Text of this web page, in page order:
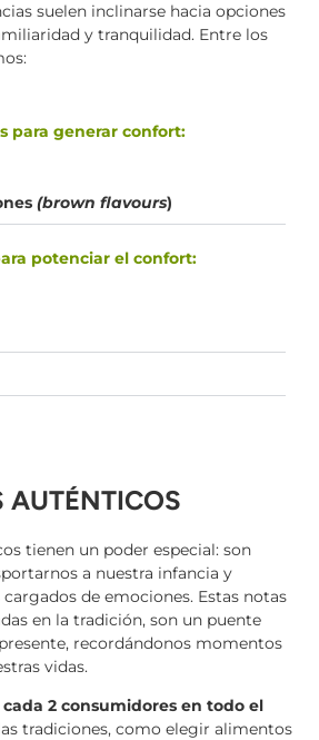
suelen inclinarse hacia opciones
y tranquilidad. Entre los
para generar confort:
(brown flavours)
potenciar el confort:
AUTÉNTICOS
tienen un poder especial: son
a nuestra infancia y
de emociones. Estas notas
en la tradición, son un puente
recordándonos momentos
vidas.
cada 2 consumidores en todo el
tradiciones, como elegir alimentos